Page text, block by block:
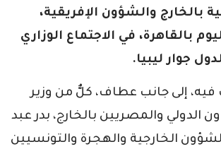
بالخارج والشؤون الإفريقية،
بالقاهرة، في الاجتماع الوزاري
جوار ليبيا.
فيه، إلى جانب عطاف، كلٌّ من وزير
الدولي والمصريين بالخارج، بدر عبد
الخارجية والهجرة والتونسيين